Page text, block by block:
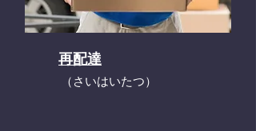
再配達
​（さいはいたつ）